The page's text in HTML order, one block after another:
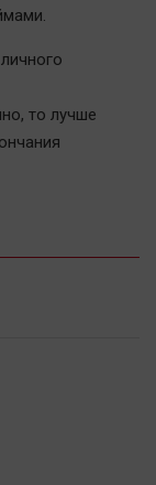
то лучше